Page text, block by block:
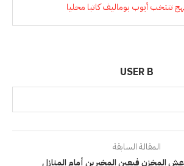
تنتخب أيوب بوماليف كاتبا محليا
USER B
المقالة السابقة
المخزن فيعين المخبرين أمام المنازل